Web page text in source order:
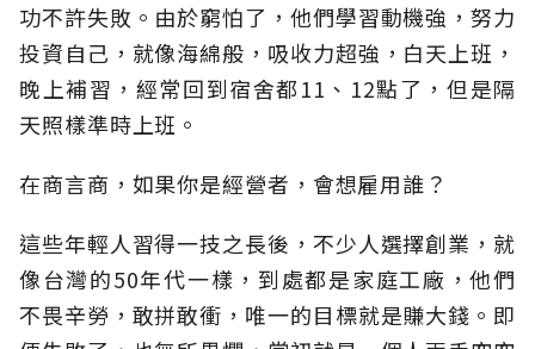
功不許失敗。由於窮怕了，他們學習動機強，努力
投資自己，就像海綿般，吸收力超強，白天上班，
晚上補習，經常回到宿舍都11、12點了，但是隔
天照樣準時上班。
在商言商，如果你是經營者，會想雇用誰？
這些年輕人習得一技之長後，不少人選擇創業，就
像台灣的50年代一樣，到處都是家庭工廠，他們
不畏辛勞，敢拼敢衝，唯一的目標就是賺大錢。即